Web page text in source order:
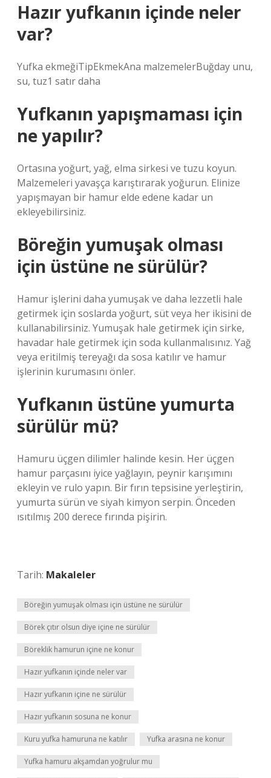
Hazır yufkanın içinde neler
var?
Yufka ekmeğiTipEkmekAna malzemelerBuğday unu,
su, tuz1 satır daha
Yufkanın yapışmaması için
ne yapılır?
Ortasına yoğurt, yağ, elma sirkesi ve tuzu koyun.
Malzemeleri yavaşça karıştırarak yoğurun. Elinize
yapışmayan bir hamur elde edene kadar un
ekleyebilirsiniz.
Böreğin yumuşak olması
için üstüne ne sürülür?
Hamur işlerini daha yumuşak ve daha lezzetli hale
getirmek için soslarda yoğurt, süt veya her ikisini de
kullanabilirsiniz. Yumuşak hale getirmek için sirke,
havadar hale getirmek için soda kullanmalısınız. Yağ
veya eritilmiş tereyağı da sosa katılır ve hamur
işlerinin kurumasını önler.
Yufkanın üstüne yumurta
sürülür mü?
Hamuru üçgen dilimler halinde kesin. Her üçgen
hamur parçasını iyice yağlayın, peynir karışımını
ekleyin ve rulo yapın. Bir fırın tepsisine yerleştirin,
yumurta sürün ve siyah kimyon serpin. Önceden
ısıtılmış 200 derece fırında pişirin.
Tarih: Makaleler
Böreğin yumuşak olması için üstüne ne sürülür
Börek çıtır olsun diye içine ne sürülür
Böreklik hamurun içine ne konur
Hazır yufkanın içinde neler var
Hazır yufkanın içine ne sürülür
Hazır yufkanın sosuna ne konur
Kuru yufka hamuruna ne katılır Yufka arasına ne konur
Yufka hamuru akşamdan yoğrulur mu